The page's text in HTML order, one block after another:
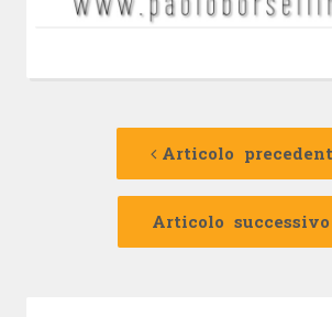
Navigazione
Articolo
Articolo successivo